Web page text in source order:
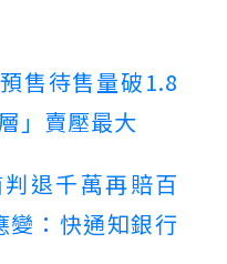
售待售量破1.8
」賣壓最大
退千萬再賠百
變：快通知銀行